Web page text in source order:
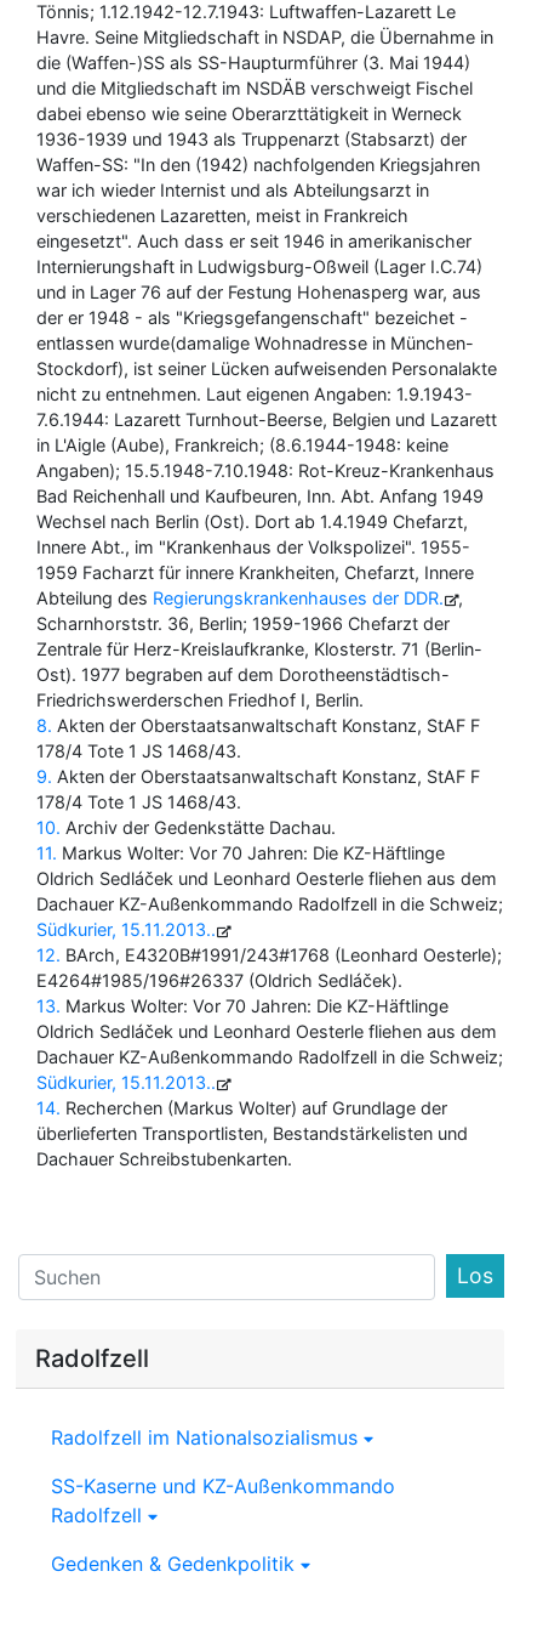
Tönnis; 1.12.1942-12.7.1943: Luftwaffen-Lazarett Le
Havre. Seine Mitgliedschaft in NSDAP, die Übernahme in
die (Waffen-)SS als SS-Haupturmführer (3. Mai 1944)
und die Mitgliedschaft im NSDÄB verschweigt Fischel
dabei ebenso wie seine Oberarzttätigkeit in Werneck
1936-1939 und 1943 als Truppenarzt (Stabsarzt) der
Waffen-SS: "In den (1942) nachfolgenden Kriegsjahren
war ich wieder Internist und als Abteilungsarzt in
verschiedenen Lazaretten, meist in Frankreich
eingesetzt". Auch dass er seit 1946 in amerikanischer
Internierungshaft in Ludwigsburg-Oßweil (Lager I.C.74)
und in Lager 76 auf der Festung Hohenasperg war, aus
der er 1948 - als "Kriegsgefangenschaft" bezeichet -
entlassen wurde(damalige Wohnadresse in München-
Stockdorf), ist seiner Lücken aufweisenden Personalakte
nicht zu entnehmen. Laut eigenen Angaben: 1.9.1943-
7.6.1944: Lazarett Turnhout-Beerse, Belgien und Lazarett
in L'Aigle (Aube), Frankreich; (8.6.1944-1948: keine
Angaben); 15.5.1948-7.10.1948: Rot-Kreuz-Krankenhaus
Bad Reichenhall und Kaufbeuren, Inn. Abt. Anfang 1949
Wechsel nach Berlin (Ost). Dort ab 1.4.1949 Chefarzt,
Innere Abt., im "Krankenhaus der Volkspolizei". 1955-
1959 Facharzt für innere Krankheiten, Chefarzt, Innere
Abteilung des Regierungskrankenhauses der DDR
,
Scharnhorststr. 36, Berlin; 1959-1966 Chefarzt der
Zentrale für Herz-Kreislaufkranke, Klosterstr. 71 (Berlin-
Ost). 1977 begraben auf dem Dorotheenstädtisch-
Friedrichswerderschen Friedhof I, Berlin.
8 Akten der Oberstaatsanwaltschaft Konstanz, StAF F
178/4 Tote 1 JS 1468/43.
9 Akten der Oberstaatsanwaltschaft Konstanz, StAF F
178/4 Tote 1 JS 1468/43.
10 Archiv der Gedenkstätte Dachau.
11 Markus Wolter: Vor 70 Jahren: Die KZ-Häftlinge
Oldrich Sedláček und Leonhard Oesterle fliehen aus dem
Dachauer KZ-Außenkommando Radolfzell in die Schweiz;
Südkurier, 15.11.2013.
12 BArch, E4320B#1991/243#1768 (Leonhard Oesterle);
E4264#1985/196#26337 (Oldrich Sedláček).
13 Markus Wolter: Vor 70 Jahren: Die KZ-Häftlinge
Oldrich Sedláček und Leonhard Oesterle fliehen aus dem
Dachauer KZ-Außenkommando Radolfzell in die Schweiz;
Südkurier, 15.11.2013.
14 Recherchen (Markus Wolter) auf Grundlage der
überlieferten Transportlisten, Bestandstärkelisten und
Dachauer Schreibstubenkarten.
Find
Radolfzell
Radolfzell im Nationalsozialismus
SS-Kaserne und KZ-Außenkommando
Radolfzell
Gedenken & Gedenkpolitik